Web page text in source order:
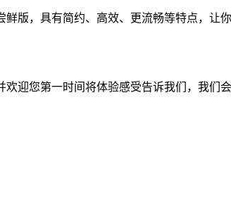
版，具有简约、高效、更流畅等特点，让
迎您第一时间将体验感受告诉我们，我们